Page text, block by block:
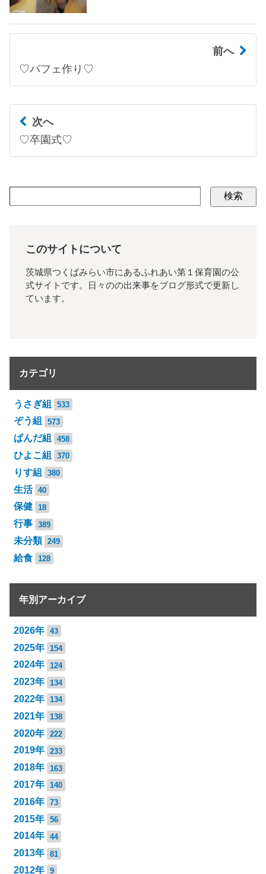
前へ
♡パフェ作り♡
次へ
♡卒園式♡
検索
このサイトについて
茨城県つくばみらい市にあるふれあい第１保育園の公
式サイトです。日々のの出来事をブログ形式で更新し
ています。
カテゴリ
うさぎ組 533
ぞう組 573
ぱんだ組 458
ひよこ組 370
りす組 380
生活 40
保健 18
行事 389
未分類 249
給食 128
年別アーカイブ
2026年 43
2025年 154
2024年 124
2023年 134
2022年 134
2021年 138
2020年 222
2019年 233
2018年 163
2017年 140
2016年 73
2015年 56
2014年 44
2013年 81
2012年 9